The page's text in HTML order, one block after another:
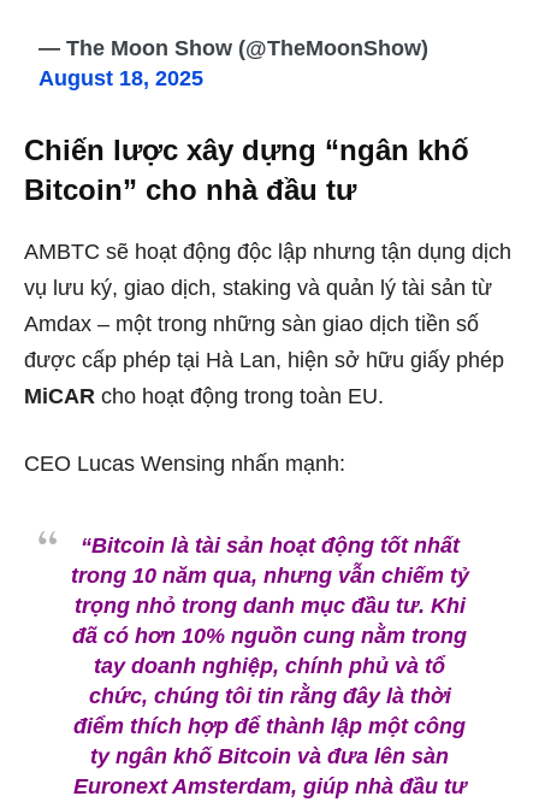
— The Moon Show (@TheMoonShow)
August 18, 2025
Chiến lược xây dựng “ngân khố
Bitcoin” cho nhà đầu tư
AMBTC sẽ hoạt động độc lập nhưng tận dụng dịch
vụ lưu ký, giao dịch, staking và quản lý tài sản từ
Amdax – một trong những sàn giao dịch tiền số
được cấp phép tại Hà Lan, hiện sở hữu giấy phép
MiCAR cho hoạt động trong toàn EU.
CEO Lucas Wensing nhấn mạnh:
“Bitcoin là tài sản hoạt động tốt nhất
trong 10 năm qua, nhưng vẫn chiếm tỷ
trọng nhỏ trong danh mục đầu tư. Khi
đã có hơn 10% nguồn cung nằm trong
tay doanh nghiệp, chính phủ và tổ
chức, chúng tôi tin rằng đây là thời
điểm thích hợp để thành lập một công
ty ngân khố Bitcoin và đưa lên sàn
Euronext Amsterdam, giúp nhà đầu tư